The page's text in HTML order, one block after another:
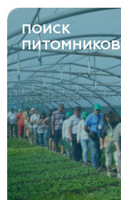
ПОИСК
ПИТОМНИКОВ